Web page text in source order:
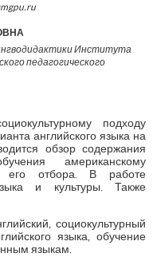
Института
педагогического
подходу
английского языка на
обзор содержания
американскому
его отбора. В работе
и культуры. Также
социокультурный
языка, обучение
языкам.